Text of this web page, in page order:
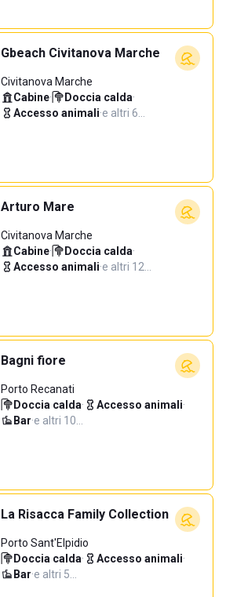
Gbeach Civitanova Marche
Civitanova Marche
Cabine· Doccia calda·
Accesso animali·e altri 6…
Arturo Mare
Civitanova Marche
Cabine· Doccia calda·
Accesso animali·e altri 12…
Bagni fiore
Porto Recanati
Doccia calda· Accesso animali·
Bar·e altri 10…
La Risacca Family Collection
Porto Sant'Elpidio
Doccia calda· Accesso animali·
Bar·e altri 5…